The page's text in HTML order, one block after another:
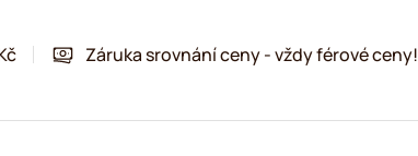
Záruka srovnání ceny - vždy férové ceny!